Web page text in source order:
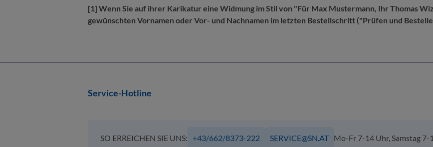
[1] Wenn Sie auf ihrer Karikatur eine Widmung im Stil von "Für Max Mustermann, Ihr Thomas
gewünschten Vornamen oder Vor- und Nachnamen im letzten Bestellschritt ("Prüfen und
Service-Hotline
SO ERREICHEN SIE UNS: +43/662/8373-222 SERVICE@SN.AT Mo-Fr 7-14 Uhr, Samstag 7-